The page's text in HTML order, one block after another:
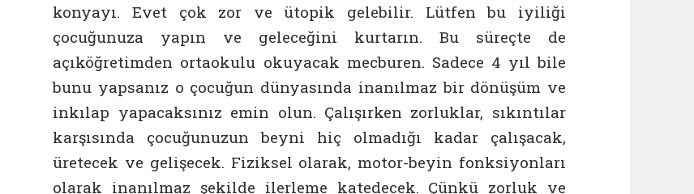
konyayı. Evet çok zor ve ütopik gelebilir. Lütfen bu iyiliği
çocuğunuza yapın ve geleceğini kurtarın. Bu süreçte de
açıköğretimden ortaokulu okuyacak mecburen. Sadece 4 yıl bile
bunu yapsanız o çocuğun dünyasında inanılmaz bir dönüşüm ve
inkılap yapacaksınız emin olun. Çalışırken zorluklar, sıkıntılar
karşısında çocuğunuzun beyni hiç olmadığı kadar çalışacak,
üretecek ve gelişecek. Fiziksel olarak, motor-beyin fonksiyonları
olarak inanılmaz şekilde ilerleme katedecek. Çünkü zorluk ve